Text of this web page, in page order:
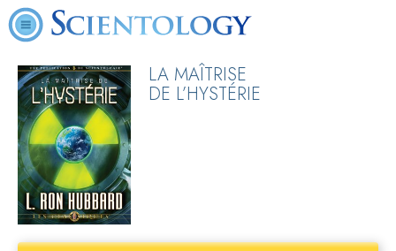
LA MAÎTRISE
DE L’HYSTÉRIE